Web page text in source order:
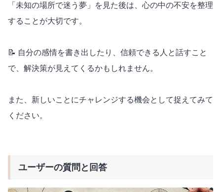
「未知の場所で迷う夢」を見た後は、心の中の不安を整理
することが大切です。
📝 自分の感情を書き出したり、信頼できる人と話すこと
で、解決策が見えてくるかもしれません。
また、新しいことにチャレンジする機会として捉えてみて
ください。
ユーザーの質問と回答